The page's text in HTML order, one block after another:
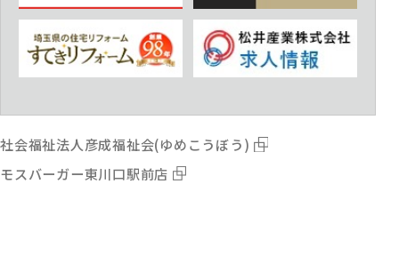
社会福祉法人彦成福祉会(ゆめこうぼう)
モスバーガー東川口駅前店